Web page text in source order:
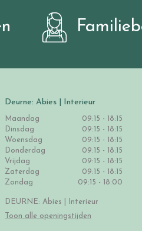
Deurne: Abies | Interieur
Maandag
09:15 - 18:15
Dinsdag
09:15 - 18:15
Woensdag
09:15 - 18:15
Donderdag
09:15 - 18:15
Vrijdag
09:15 - 18:15
Zaterdag
09:15 - 18:15
Zondag
09:15 - 18:00
DEURNE: Abies | Interieur
Toon alle openingstijden